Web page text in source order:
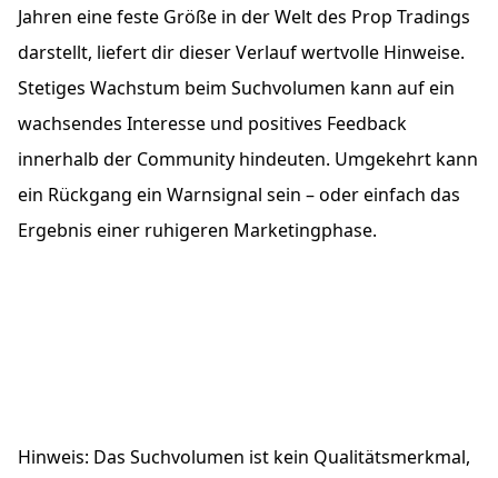
Jahren eine feste Größe in der Welt des Prop Tradings
darstellt, liefert dir dieser Verlauf wertvolle Hinweise.
Stetiges Wachstum beim Suchvolumen kann auf ein
wachsendes Interesse und positives Feedback
innerhalb der Community hindeuten. Umgekehrt kann
ein Rückgang ein Warnsignal sein – oder einfach das
Ergebnis einer ruhigeren Marketingphase.
Hinweis: Das Suchvolumen ist kein Qualitätsmerkmal,